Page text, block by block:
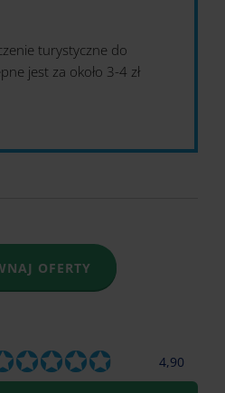
turystyczne do
jest za około 3-4 zł
OFERTY
4,90